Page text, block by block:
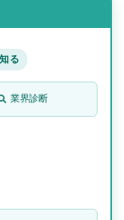
る
業界診断